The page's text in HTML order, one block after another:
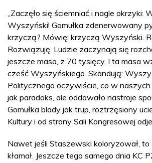
„Zaczęło się ściemniać i nagle okrzyki:
Wyszyński! Gomułka zdenerwowany
krzyczą? Mówię: krzyczą Wyszyński.
Rozwiązuję. Ludzie zaczynają się
jeszcze masa, z 70 tysięcy. I ta masa
cześć Wyszyńskiego. Skandują:
Politycznego oczywiście, co w naszych
jak paradoks, ale oddawało nastroje
Gomułka blady jak trup, roztrzęsiony
Kultury i od strony Sali Kongresowej
Nawet jeśli Staszewski koloryzował,
kłamał. Jeszcze tego samego dnia KC